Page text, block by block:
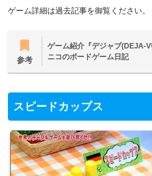
ゲーム詳細は過去記事を御覧ください。
参考
ゲーム紹介『デジャブ(DEJA-
ニコのボードゲーム日記
スピードカップス